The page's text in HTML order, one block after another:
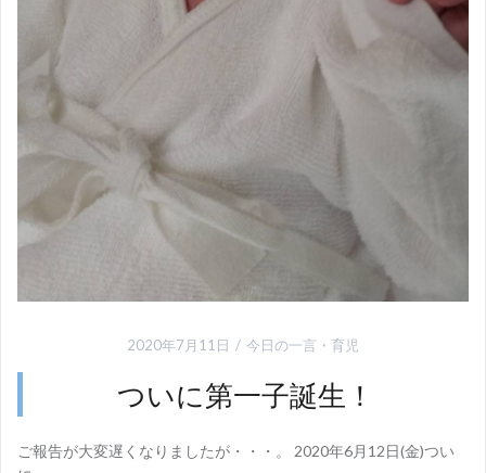
2020年7月11日 今日の一言 ・ 育児
ついに第一子誕生！
ご報告が大変遅くなりましたが・・・。 2020年6月12日(金)つい